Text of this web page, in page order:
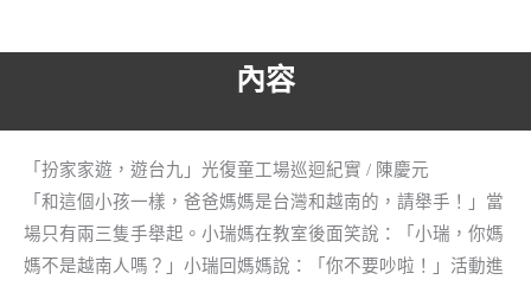
量
內容
「扮家家遊，遊台九」光復童工場巡迴紀實 / 陳慶元
「和這個小孩一樣，爸爸媽媽是台灣和越南的，請舉手！」當
場只有兩三隻手舉起。小瑞媽在教室後面笑說：「小瑞，你媽
媽不是越南人嗎？」小瑞回媽媽說：「你不要吵啦！」活動進